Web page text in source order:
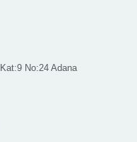
No:24 Adana